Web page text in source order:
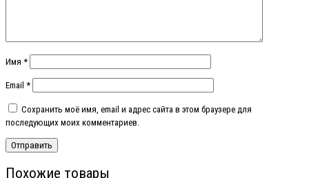
Имя *
Email *
Сохранить моё имя, email и адрес сайта в этом браузере для
последующих моих комментариев.
Похожие товары